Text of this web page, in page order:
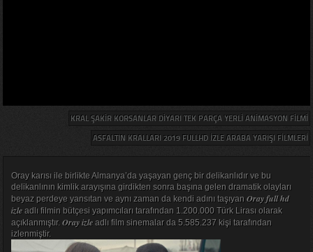
KRAL ŞAKIR KORSANLAR DIYARI TEK PARÇA YERLI ANIMASYON FILMI
ASFALTIN KRALLARI 2019 FULLHD IZLE ARABA YARIŞI FILMLERI
Oray karısı ile birlikte Almanya’da yaşayan genç bir delikanlıdır ve bu
delikanlının kimlik arayışına girdikten sonra başına gelen dramatik olayları
beyaz perdeye yansıtan ve aynı zaman da kendi adını taşıyan Oray full hd
izleadlı filmin bütçesi yapımcıları tarafından 1.200.000 Türk Lirası olarak
açıklanmıştır. Oray izleadlı film sinemalar da 5.585.237 kişi tarafından
izlenmiştir.